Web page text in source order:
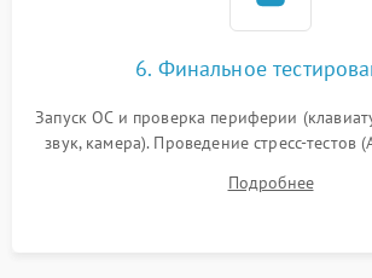
6. Финальное
Запуск ОС и проверка периферии
звук, камера). Проведение стресс-тестов
для контроля температурного режима и
системы под пиковой
Подробнее